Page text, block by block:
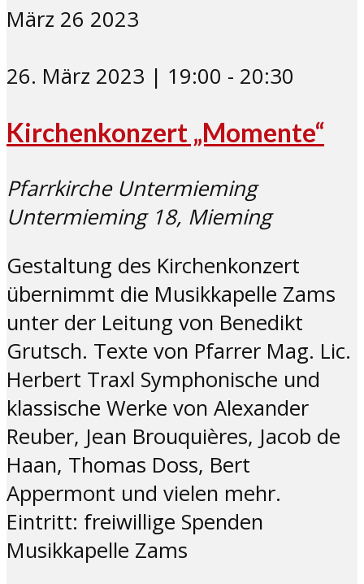
März 26 2023
26. März 2023 | 19:00 - 20:30
Kirchenkonzert „Momente“
Pfarrkirche Untermieming
Untermieming 18, Mieming
Gestaltung des Kirchenkonzert
übernimmt die Musikkapelle Zams
unter der Leitung von Benedikt
Grutsch. Texte von Pfarrer Mag. Lic.
Herbert Traxl Symphonische und
klassische Werke von Alexander
Reuber, Jean Brouquières, Jacob de
Haan, Thomas Doss, Bert
Appermont und vielen mehr.
Eintritt: freiwillige Spenden
Musikkapelle Zams